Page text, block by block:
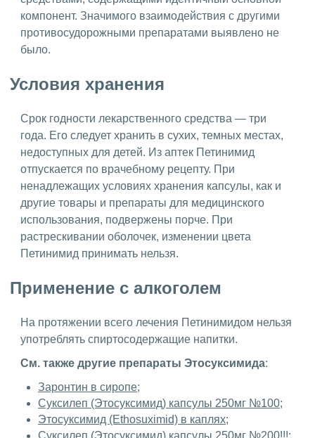
компонент. Значимого взаимодействия с другими
противосудорожными препаратами выявлено не
было.
Условия хранения
Срок годности лекарственного средства — три
года. Его следует хранить в сухих, темных местах,
недоступных для детей. Из аптек Петинимид
отпускается по врачебному рецепту. При
ненадлежащих условиях хранения капсулы, как и
другие товары и препараты для медицинского
использования, подвержены порче. При
растрескивании оболочек, изменении цвета
Петинимид принимать нельзя.
Применение с алкоголем
На протяжении всего лечения Петинимидом нельзя
употреблять спиртосодержащие напитки.
См. также другие препараты Этосуксимида:
Заронтин в сиропе;
Суксилеп (Этосуксимид) капсулы 250мг №100;
Этосуксимид (Ethosuximid) в каплях;
Суксилеп (Этосуксимид) капсулы 250мг №200!!!;